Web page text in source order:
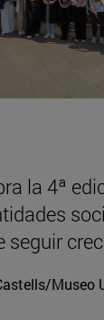
la 4ª
seguir
Museo